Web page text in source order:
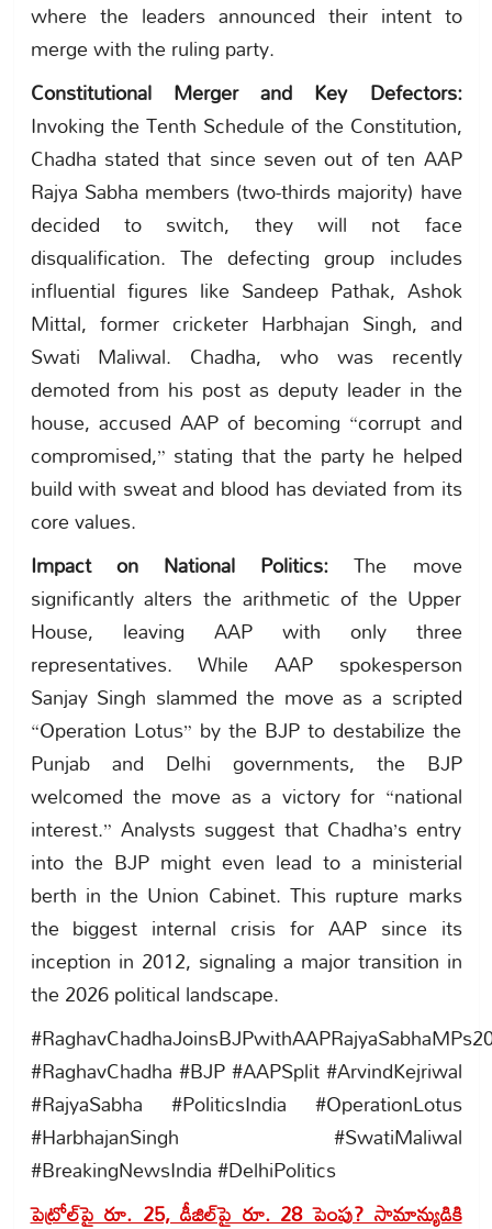
where the leaders announced their intent to
merge with the ruling party.
Constitutional Merger and Key Defectors:
Invoking the Tenth Schedule of the Constitution,
Chadha stated that since seven out of ten AAP
Rajya Sabha members (two-thirds majority) have
decided to switch, they will not face
disqualification. The defecting group includes
influential figures like Sandeep Pathak, Ashok
Mittal, former cricketer Harbhajan Singh, and
Swati Maliwal. Chadha, who was recently
demoted from his post as deputy leader in the
house, accused AAP of becoming “corrupt and
compromised,” stating that the party he helped
build with sweat and blood has deviated from its
core values.
Impact on National Politics: The move
significantly alters the arithmetic of the Upper
House, leaving AAP with only three
representatives. While AAP spokesperson
Sanjay Singh slammed the move as a scripted
“Operation Lotus” by the BJP to destabilize the
Punjab and Delhi governments, the BJP
welcomed the move as a victory for “national
interest.” Analysts suggest that Chadha’s entry
into the BJP might even lead to a ministerial
berth in the Union Cabinet. This rupture marks
the biggest internal crisis for AAP since its
inception in 2012, signaling a major transition in
the 2026 political landscape.
#RaghavChadha #BJP #AAPSplit #ArvindKejriwal
#RajyaSabha #PoliticsIndia #OperationLotus
#HarbhajanSingh #SwatiMaliwal
#BreakingNewsIndia #DelhiPolitics
పెట్రోల్‌పై రూ. 25, డీజిల్‌పై రూ. 28 పెంపు? సామాన్యుడికి